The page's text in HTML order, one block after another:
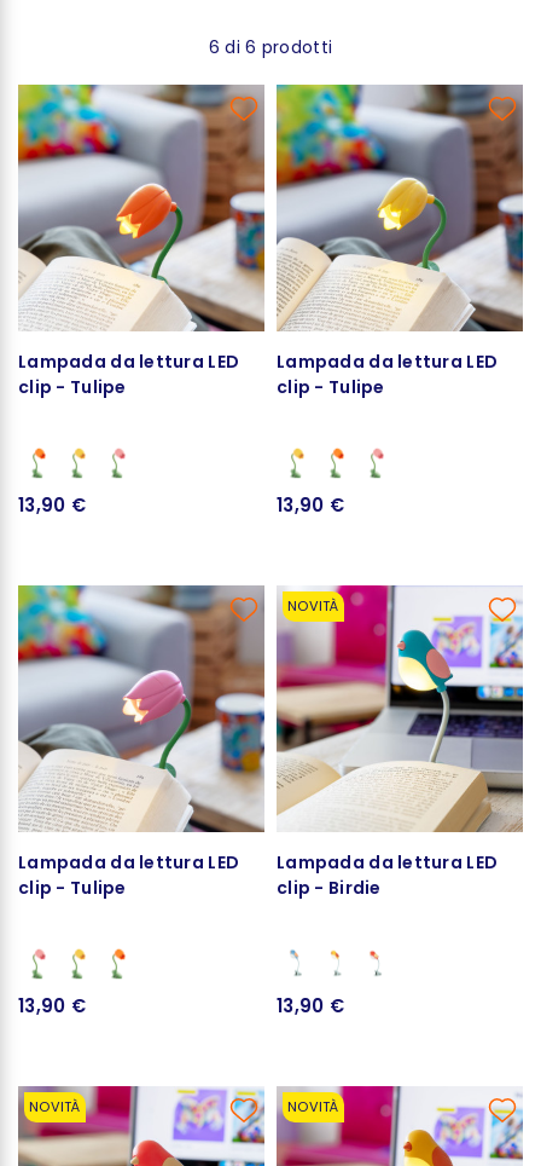
6 di 6 prodotti
Lampada da lettura LED
clip - Tulipe
13,90 €
Lampada da lettura LED
clip - Tulipe
13,90 €
Lampada da lettura LED
clip - Tulipe
13,90 €
NOVITÀ
Lampada da lettura LED
clip - Birdie
13,90 €
NOVITÀ NOVITÀ